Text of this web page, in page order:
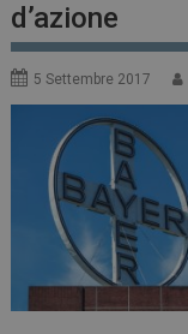
d’azione
5 Settembre 2017